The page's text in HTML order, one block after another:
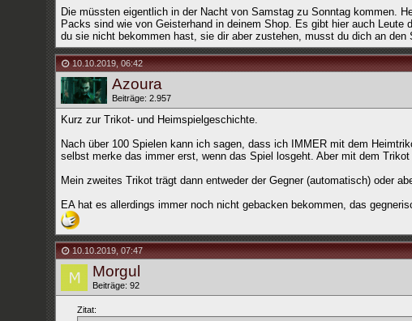
Die müssten eigentlich in der Nacht von Samstag zu Sonntag kommen.
Packs sind wie von Geisterhand in deinem Shop. Es gibt hier auch
du sie nicht bekommen hast, sie dir aber zustehen, musst du dich an
10.10.2019,06:42
Azoura
Beiträge: 2.957
Kurz zur Trikot- und Heimspielgeschichte.
Nach über 100 Spielen kann ich sagen, dass ich IMMER mit dem
selbst merke das immer erst, wenn das Spiel losgeht. Aber mit dem
Mein zweites Trikot trägt dann entweder der Gegner (automatisch) oder
EA hat es allerdings immer noch nicht gebacken bekommen, das
10.10.2019,07:47
Morgul
Beiträge: 92
Zitat: